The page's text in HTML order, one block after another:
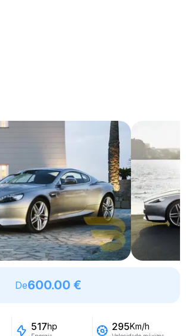
De600.00 €
517hp 295Km/h